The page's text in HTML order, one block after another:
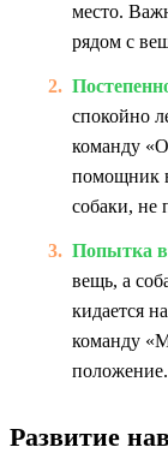
место.
рядом с
спокойно
команду
помощник
собаки, не
Попытка
вещь, а
кидается
команду
положение.
Развитие